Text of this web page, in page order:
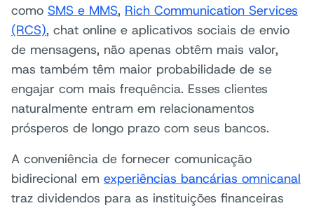
como SMS e MMS, Rich Communication Services
(RCS), chat online e aplicativos sociais de envio
de mensagens, não apenas obtêm mais valor,
mas também têm maior probabilidade de se
engajar com mais frequência. Esses clientes
naturalmente entram em relacionamentos
prósperos de longo prazo com seus bancos.
A conveniência de fornecer comunicação
bidirecional em experiências bancárias omnicanal
traz dividendos para as instituições financeiras